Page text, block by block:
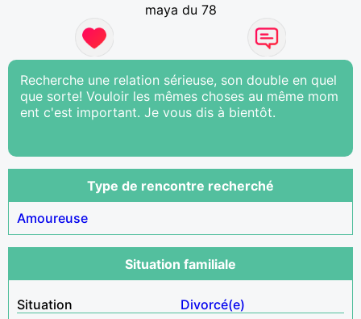
maya du 78
Recherche une relation sérieuse, son double en quel
que sorte! Vouloir les mêmes choses au même mom
ent c'est important. Je vous dis à bientôt.
Type de rencontre recherché
Amoureuse
Situation familiale
Situation
Divorcé(e)